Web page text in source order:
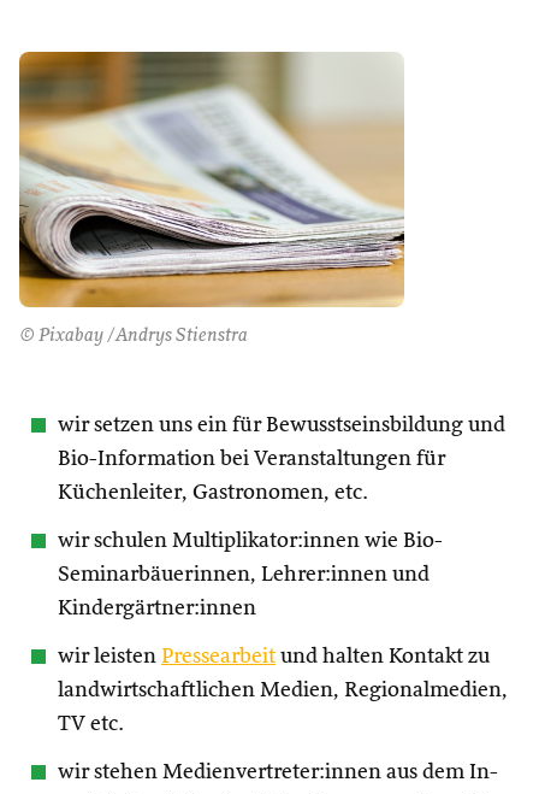
© Pixabay /Andrys Stienstra
wir setzen uns ein für Bewusstseinsbildung und
Bio-Information bei Veranstaltungen für
Küchenleiter, Gastronomen, etc.
wir schulen Multiplikator:innen wie Bio-
Seminarbäuerinnen, Lehrer:innen und
Kindergärtner:innen
wir leisten Pressearbeit und halten Kontakt zu
landwirtschaftlichen Medien, Regionalmedien,
TV etc.
wir stehen Medienvertreter:innen aus dem In-